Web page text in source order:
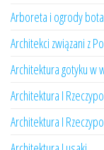
Arboreta i ogrody
Architekci związani z
Architektura gotyku
Architektura I
Architektura I